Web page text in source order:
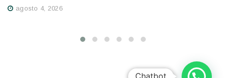
agosto 4, 2026
Chatbot